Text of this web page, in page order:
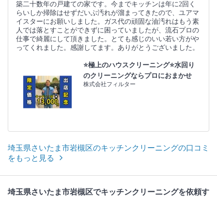
築二十数年の戸建ての家です。今までキッチンは年に2回く
らいしか掃除はせずだいぶ汚れが溜まってきたので、ユアマ
イスターにお願いしました。ガス代の頑固な油汚れはもう素
人では落とすことができずに困っていましたが、流石プロの
仕事で綺麗にして頂きました。とても感じのいい若い方がや
ってくれました。感謝してます。ありがとうございました。
⭐極上のハウスクリーニング⭐水回り
のクリーニングならプロにおまかせ
株式会社フィルター
埼玉県さいたま市岩槻区のキッチンクリーニングの口コミ
をもっと見る
埼玉県さいたま市岩槻区でキッチンクリーニングを依頼す